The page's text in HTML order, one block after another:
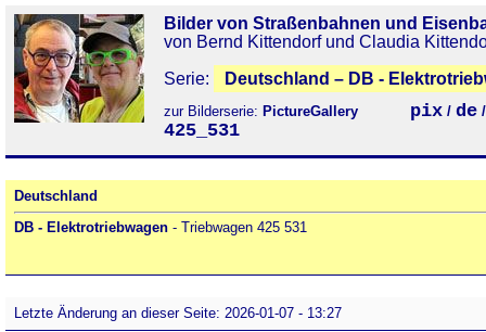
Bilder von Straßenbahnen und
von Bernd Kittendorf und Claudia
Serie:
Deutschland – DB -
zur Bilderserie: PictureGallery pix / de
425_531
Deutschland
DB - Elektrotriebwagen - Triebwagen 425 531
Letzte Änderung an dieser Seite: 2026-01-07 - 13:27